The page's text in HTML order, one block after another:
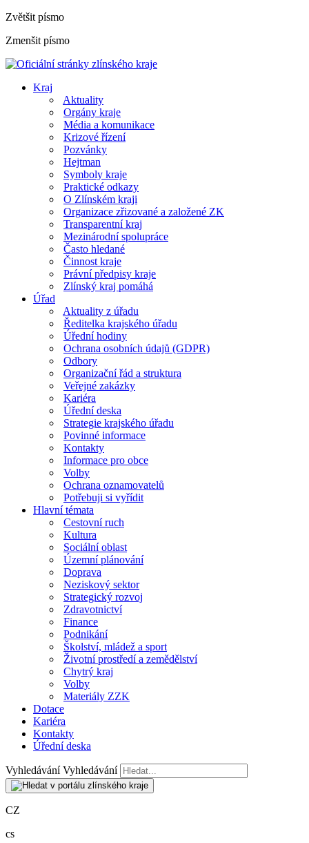
Zvětšit písmo
Zmenšit písmo
Kraj
Aktuality
Orgány kraje
Média a komunikace
Krizové řízení
Pozvánky
Hejtman
Symboly kraje
Praktické odkazy
O Zlínském kraji
Organizace zřizované a založené ZK
Transparentní kraj
Mezinárodní spolupráce
Často hledané
Činnost kraje
Právní předpisy kraje
Zlínský kraj pomáhá
Úřad
Aktuality z úřadu
Ředitelka krajského úřadu
Úřední hodiny
Ochrana osobních údajů (GDPR)
Odbory
Organizační řád a struktura
Veřejné zakázky
Kariéra
Úřední deska
Strategie krajského úřadu
Povinné informace
Kontakty
Informace pro obce
Volby
Ochrana oznamovatelů
Potřebuji si vyřídit
Hlavní témata
Cestovní ruch
Kultura
Sociální oblast
Územní plánování
Doprava
Neziskový sektor
Strategický rozvoj
Zdravotnictví
Finance
Podnikání
Školství, mládež a sport
Životní prostředí a zemědělství
Chytrý kraj
Volby
Materiály ZZK
Dotace
Kariéra
Kontakty
Úřední deska
Vyhledávání Vyhledávání
CZ
cs